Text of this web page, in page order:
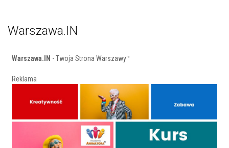
Warszawa.IN
Warszawa.IN - Twoja Strona Warszawy™
Reklama